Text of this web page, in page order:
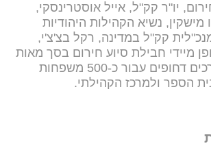
יו"ר קק"ל, אייל אוסטרינסקי,
נשיא הקהילות היהודיות
קק"ל במדינה, רקל בצ'צ'י,
מיידי חבילת סיוע חירום בסך מאות
אלפי שקלים לצרכים דחופים עבור כ-500 משפחות
הספר ולמרכז הקהילתי.